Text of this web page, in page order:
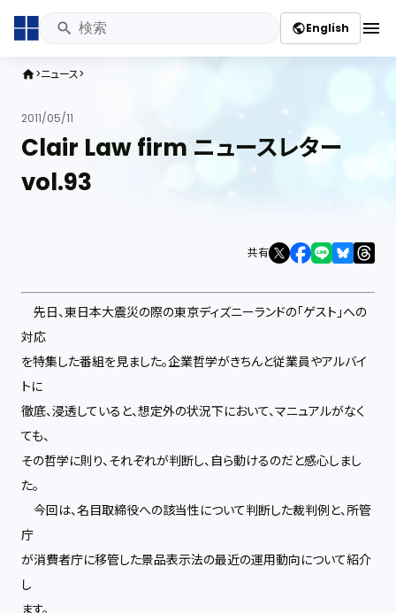
publicEnglish menu
home ニュース
2011/05/11
Clair Law firm ニュースレター
vol.93
共有
先日、東日本大震災の際の東京ディズニーランドの「ゲスト」への
対応
を特集した番組を見ました。企業哲学がきちんと従業員やアルバイ
トに
徹底、浸透していると、想定外の状況下において、マニュアルがなく
ても、
その哲学に則り、それぞれが判断し、自ら動けるのだと感心しまし
た。
今回は、名目取締役への該当性について判断した裁判例と、所管
庁
が消費者庁に移管した景品表示法の最近の運用動向について紹介
し
ます。